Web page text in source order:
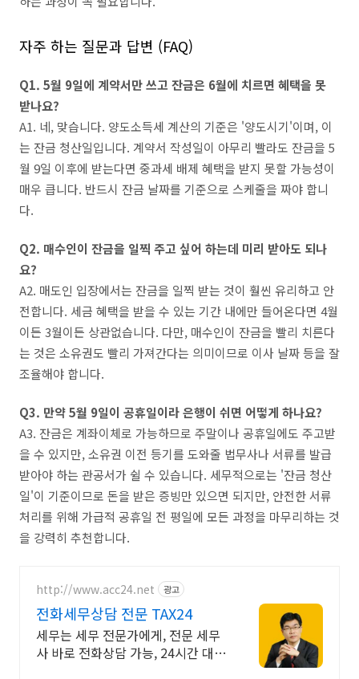
자주 하는 질문과 답변 (FAQ)
Q1. 5월 9일에 계약서만 쓰고 잔금은 6월에 치르면 혜택을 못
받나요?
A1. 네, 맞습니다. 양도소득세 계산의 기준은 '양도시기'이며, 이
는 잔금 청산일입니다. 계약서 작성일이 아무리 빨라도 잔금을 5
월 9일 이후에 받는다면 중과세 배제 혜택을 받지 못할 가능성이
매우 큽니다. 반드시 잔금 날짜를 기준으로 스케줄을 짜야 합니
다.
Q2. 매수인이 잔금을 일찍 주고 싶어 하는데 미리 받아도 되나
요?
A2. 매도인 입장에서는 잔금을 일찍 받는 것이 훨씬 유리하고 안
전합니다. 세금 혜택을 받을 수 있는 기간 내에만 들어온다면 4월
이든 3월이든 상관없습니다. 다만, 매수인이 잔금을 빨리 치른다
는 것은 소유권도 빨리 가져간다는 의미이므로 이사 날짜 등을 잘
조율해야 합니다.
Q3. 만약 5월 9일이 공휴일이라 은행이 쉬면 어떻게 하나요?
A3. 잔금은 계좌이체로 가능하므로 주말이나 공휴일에도 주고받
을 수 있지만, 소유권 이전 등기를 도와줄 법무사나 서류를 발급
받아야 하는 관공서가 쉴 수 있습니다. 세무적으로는 '잔금 청산
일'이 기준이므로 돈을 받은 증빙만 있으면 되지만, 안전한 서류
처리를 위해 가급적 공휴일 전 평일에 모든 과정을 마무리하는 것
을 강력히 추천합니다.
http://www.acc24.net 광고
전화세무상담 전문 TAX24
세무는 세무 전문가에게, 전문 세무
사 바로 전화상담 가능, 24시간 대기